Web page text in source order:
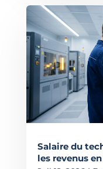
Salaire du
les revenus